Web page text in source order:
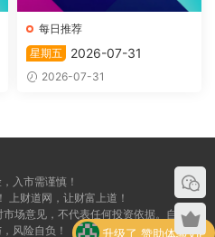
每日推荐
星期五
2026-07-31
2026-07-31
入市需谨慎！
上财道网，让财富上道！
场意见，不代表任何投资依据。自愿，
风险自负！
升级了 赞助体验VIP